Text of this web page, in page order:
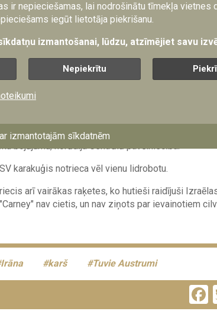
rītā pamanīja ballistisko raķeti, kas no hutiešu
Bahamās reģistrēto kuģi "Unity Explorer".
tuvojošos lidrobotu, bet nav skaidrs, vai
pavēlniecība.
trāpīja arī "Unity Explorer". Reaģējot uz tā palīgā
pavēlniecība paziņoja, ka raķete radīja
komerciālajiem kuģiem - "Number 9" un
9" ziņoja par bojājumiem, bet norādīja, ka cilvēki
bojājumu, norādīja Centrālā pavēlniecība.
karakuģis notrieca vēl vienu lidrobotu.
arī vairākas raķetes, ko hutieši raidījuši
nav cietis, un nav ziņots par ievainotiem
Irāna karš Tuvie Austrumi
ir nepieciešamas, lai nodrošinātu tīmekļa vietnes
iegūt lietotāja piekrišanu.
izmantošanai, lūdzu, atzīmējiet savu
Nepiekrītu
izmantotajām sīkdatnēm